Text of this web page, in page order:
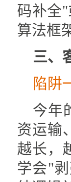
码补全
算法框
三、
陷阱
今年
资运输
越长，
学会"